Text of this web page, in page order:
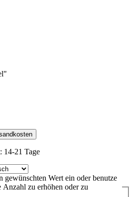
14-21 Tage
Wert ein oder benutze
zu erhöhen oder zu